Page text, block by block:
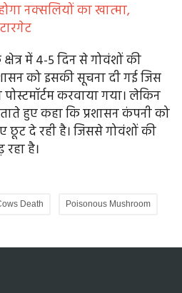
नक्सलियों का खात्मा,
क्षेत्र में 4-5 दिन से गोवंशों की
को इसकी सूचना दी गई जिस
करवाया गया। लेकिन
हुए कहा कि प्रशासन कंपनी को
दे रही है। जिससे गोवंशों की
है।
Death Poisonous Mushroom